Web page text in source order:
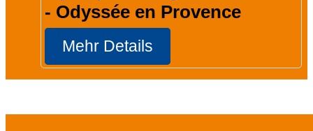
- Odyssée en Provence
Mehr Details